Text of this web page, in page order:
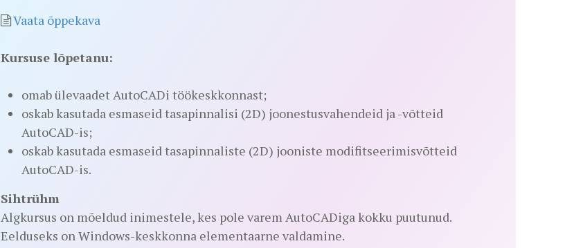
Vaata õppekava
Kursuse lõpetanu:
omab ülevaadet AutoCADi töökeskkonnast;
oskab kasutada esmaseid tasapinnalisi (2D) joonestusvahendeid ja -võtteid
AutoCAD-is;
oskab kasutada esmaseid tasapinnaliste (2D) jooniste modifitseerimisvõtteid
AutoCAD-is.
Sihtrühm
Algkursus on mõeldud inimestele, kes pole varem AutoCADiga kokku puutunud.
Eelduseks on Windows-keskkonna elementaarne valdamine.